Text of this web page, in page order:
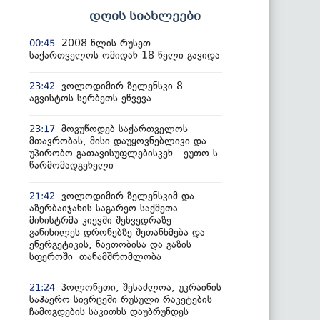
დღის სიახლეები
00:45
2008 წლის რუსეთ-
საქართველოს ომიდან 18 წელი გავიდა
23:42
ვოლოდიმირ ზელენსკი 8
აგვისტოს სერბეთს ეწვევა
23:17 მოვუწოდებ საქართველოს
მთავრობას, მისი დაუყოვნებლივი და
უპირობო გათავისუფლებისკენ - ეუთო-ს
წარმომადგენელი
21:42
ვოლოდიმირ ზელენსკიმ და
აზერბაიჯანის საგარეო საქმეთა
მინისტრმა კიევში შეხვედრაზე
განიხილეს დრონებზე შეთანხმება და
ენერგეტიკის, ნავთობისა და გაზის
სფეროში თანამშრომლობა
21:24 პოლონეთი, შესაძლოა, უკრაინის
საჰაერო სივრცეში რუსული რაკეტების
ჩამოგდების საკითხს დაუბრუნდეს